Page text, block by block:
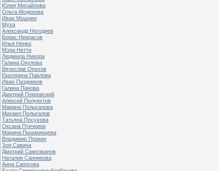
Юлия Михайлова
Ольга Моденова
Иван Мошнин
Муха
Александр Негодяев
Борис Некрасов
Илья Ненко
Мэри Нетти
Людмила Никора
Галина Окулова
Вячеслав Орехов
Екатерина Павлова
Иван Паздников
Галина Панова
Дмитрий Покровский
Алексей Полуяхтов
Марина Полыгалова
Михаил Полыгалов
Татьяна Посухова
Оксана Птичкина
Марина Пышминцева
Владимир Прокин
Зоя Савина
Дмитрий Самозванов
Наталия Санникова
Анна Сапогова